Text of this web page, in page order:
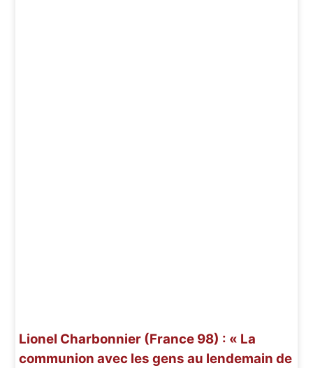
Lionel Charbonnier (France 98) : « La
communion avec les gens au lendemain de